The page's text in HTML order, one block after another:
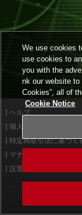
ヘルプ
個人情報等保護方針
特定商取引法に基づく
マナー＆ルール
設置店舗検索
We use cookies
use cookies to
you with the
nk our website to
Cookies”, all of
Cookie Notice